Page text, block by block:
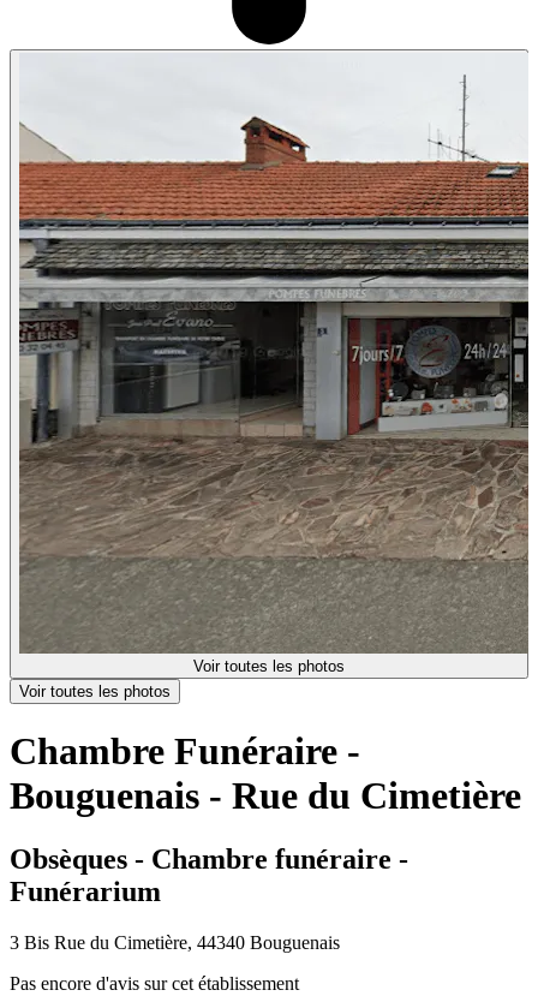
Voir toutes les photos
Voir toutes les photos
Chambre Funéraire -
Bouguenais - Rue du Cimetière
Obsèques - Chambre funéraire -
Funérarium
3 Bis Rue du Cimetière, 44340 Bouguenais
Pas encore d'avis sur cet établissement